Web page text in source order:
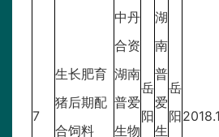
7
生长肥育
猪后期配
合饲料
中丹
合资
湖南
普爱
生物
岳
阳
湖
南
普
爱
生
岳
阳